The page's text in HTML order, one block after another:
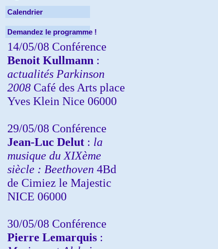
Calendrier
Demandez le programme !
14/05/08 Conférence
Benoit Kullmann :
actualités Parkinson
2008 Café des Arts place
Yves Klein Nice 06000
29/05/08 Conférence
Jean-Luc Delut : la
musique du XIXème
siècle : Beethoven 4Bd
de Cimiez le Majestic
NICE 06000
30/05/08 Conférence
Pierre Lemarquis :